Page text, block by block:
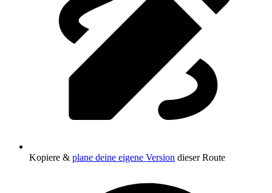
Kopiere & plane deine eigene Version dieser Route